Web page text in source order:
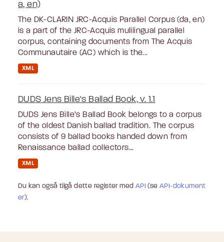
a, en)
The DK-CLARIN JRC-Acquis Parallel Corpus (da, en)
is a part of the JRC-Acquis mulilingual parallel
corpus, containing documents from The Acquis
Communautaire (AC) which is the...
XML
DUDS Jens Bille's Ballad Book, v. 1.1
DUDS Jens Bille’s Ballad Book belongs to a corpus
of the oldest Danish ballad tradition. The corpus
consists of 9 ballad books handed down from
Renaissance ballad collectors...
XML
Du kan også tilgå dette register med API (seAPI-dokument
er).